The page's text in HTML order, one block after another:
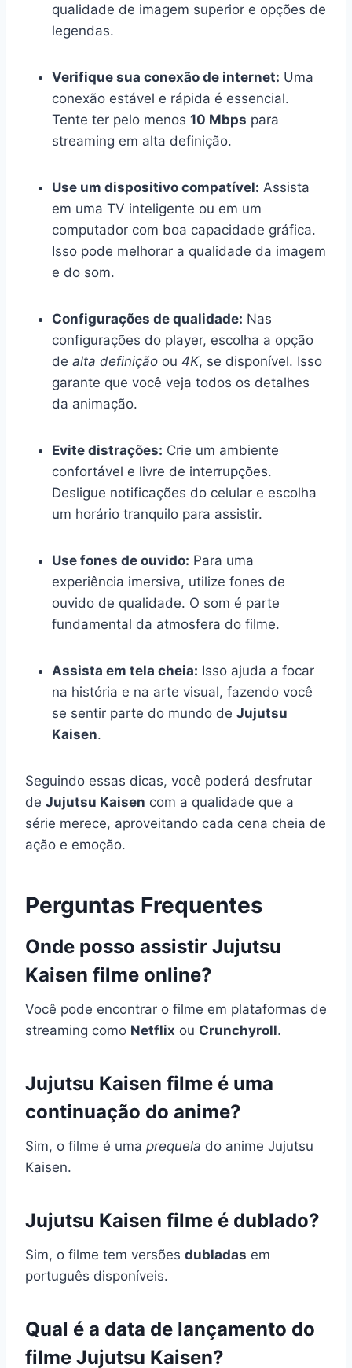
qualidade de imagem superior e opções de
legendas.
Verifique sua conexão de internet: Uma
conexão estável e rápida é essencial.
Tente ter pelo menos 10 Mbps para
streaming em alta definição.
Use um dispositivo compatível: Assista
em uma TV inteligente ou em um
computador com boa capacidade gráfica.
Isso pode melhorar a qualidade da imagem
e do som.
Configurações de qualidade: Nas
configurações do player, escolha a opção
de alta definição ou 4K, se disponível. Isso
garante que você veja todos os detalhes
da animação.
Evite distrações: Crie um ambiente
confortável e livre de interrupções.
Desligue notificações do celular e escolha
um horário tranquilo para assistir.
Use fones de ouvido: Para uma
experiência imersiva, utilize fones de
ouvido de qualidade. O som é parte
fundamental da atmosfera do filme.
Assista em tela cheia: Isso ajuda a focar
na história e na arte visual, fazendo você
se sentir parte do mundo de Jujutsu
Kaisen.
Seguindo essas dicas, você poderá desfrutar
de Jujutsu Kaisen com a qualidade que a
série merece, aproveitando cada cena cheia de
ação e emoção.
Perguntas Frequentes
Onde posso assistir Jujutsu
Kaisen filme online?
Você pode encontrar o filme em plataformas de
streaming como Netflix ou Crunchyroll.
Jujutsu Kaisen filme é uma
continuação do anime?
Sim, o filme é uma prequela do anime Jujutsu
Kaisen.
Jujutsu Kaisen filme é dublado?
Sim, o filme tem versões dubladas em
português disponíveis.
Qual é a data de lançamento do
filme Jujutsu Kaisen?